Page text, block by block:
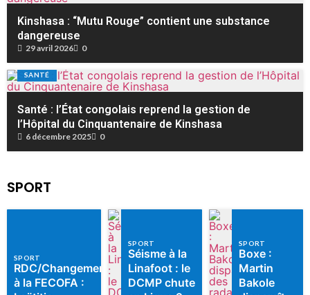
Kinshasa : “Mutu Rouge” contient une substance
dangereuse
29 avril 2026 0
SANTÉ
Santé : l’État congolais reprend la gestion de
l’Hôpital du Cinquantenaire de Kinshasa
6 décembre 2025 0
SPORT
SPORT
RDC/Changement
à la FECOFA :
SPORT
Séisme à la
Linafoot : le
DCMP chute
SPORT
Boxe :
Martin
Bakole